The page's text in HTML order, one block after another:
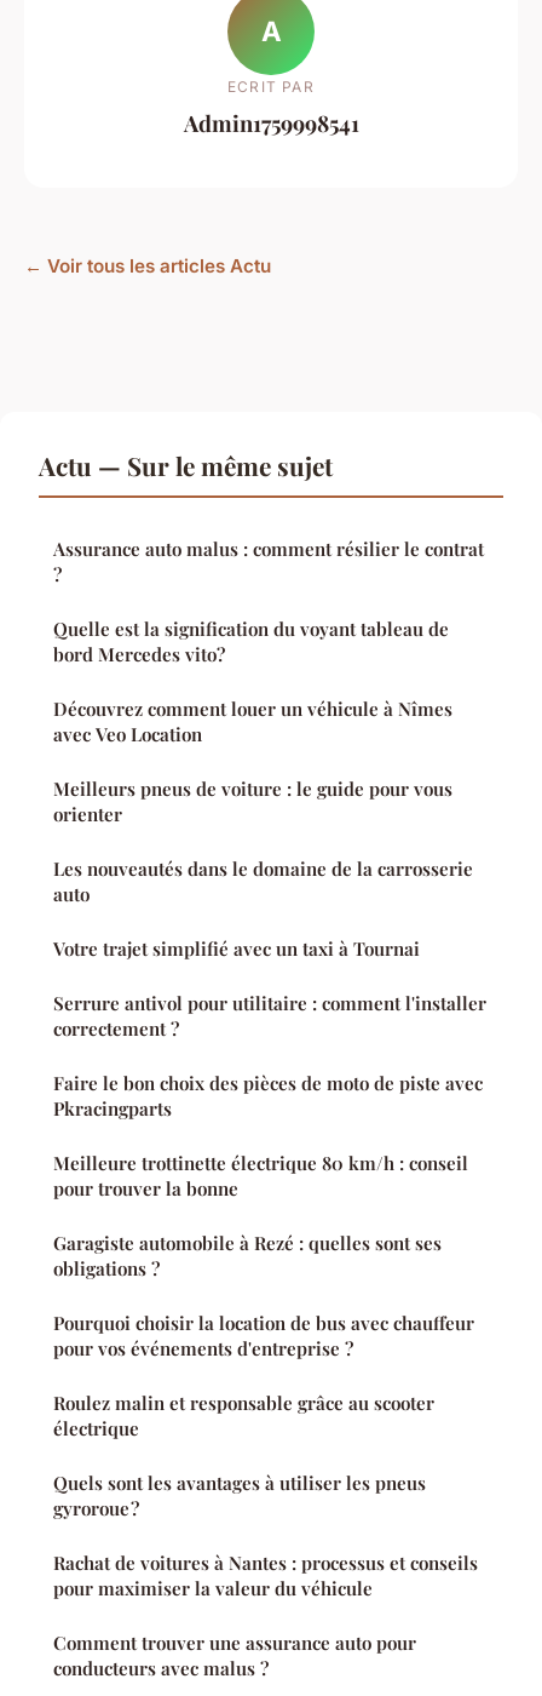
A
ECRIT PAR
Admin1759998541
← Voir tous les articles Actu
Actu — Sur le même sujet
Assurance auto malus : comment résilier le contrat
?
Quelle est la signification du voyant tableau de
bord Mercedes vito?
Découvrez comment louer un véhicule à Nîmes
avec Veo Location
Meilleurs pneus de voiture : le guide pour vous
orienter
Les nouveautés dans le domaine de la carrosserie
auto
Votre trajet simplifié avec un taxi à Tournai
Serrure antivol pour utilitaire : comment l'installer
correctement ?
Faire le bon choix des pièces de moto de piste avec
Pkracingparts
Meilleure trottinette électrique 80 km/h : conseil
pour trouver la bonne
Garagiste automobile à Rezé : quelles sont ses
obligations ?
Pourquoi choisir la location de bus avec chauffeur
pour vos événements d'entreprise ?
Roulez malin et responsable grâce au scooter
électrique
Quels sont les avantages à utiliser les pneus
gyroroue ?
Rachat de voitures à Nantes : processus et conseils
pour maximiser la valeur du véhicule
Comment trouver une assurance auto pour
conducteurs avec malus ?